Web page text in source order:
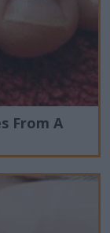
From A